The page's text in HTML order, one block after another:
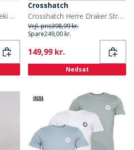
Duck And Cover Herre Zeki Denim Shorts Mørk Vask
Crosshatch
Crosshatch Herre Draker Straight Jeans Mellem Vask
Vejl. pris398,99 kr.
Spare249,00 kr.
Current
149,99 kr.
Nedsat